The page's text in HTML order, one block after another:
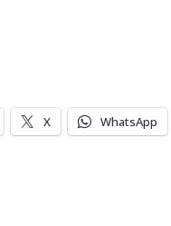
X WhatsApp